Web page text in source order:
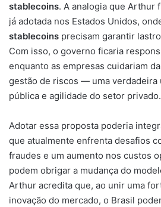
stablecoins. A analogia que Arthur
já adotada nos Estados Unidos,
stablecoins precisam garantir
Com isso, o governo ficaria
enquanto as empresas cuidariam
gestão de riscos — uma verdadeira
pública e agilidade do setor privado.
Adotar essa proposta poderia
que atualmente enfrenta desafios
fraudes e um aumento nos custos
podem obrigar a mudança do
Arthur acredita que, ao unir uma
inovação do mercado, o Brasil